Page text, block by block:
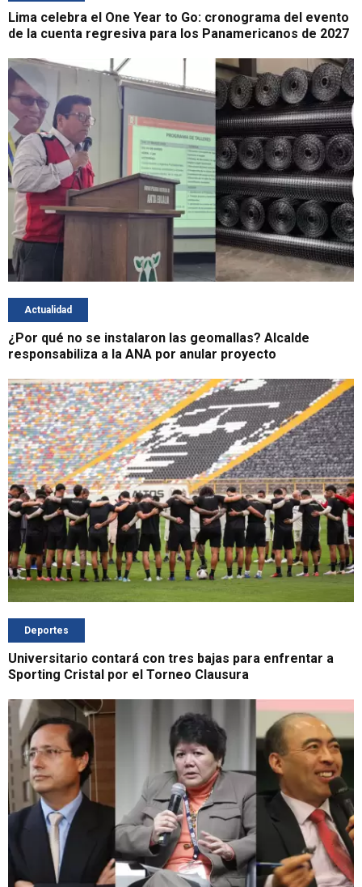
Lima celebra el One Year to Go: cronograma del evento
de la cuenta regresiva para los Panamericanos de 2027
Actualidad
¿Por qué no se instalaron las geomallas? Alcalde
responsabiliza a la ANA por anular proyecto
Deportes
Universitario contará con tres bajas para enfrentar a
Sporting Cristal por el Torneo Clausura